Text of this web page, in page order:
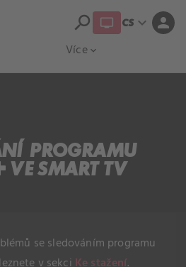
Více expand_more
search CS expand_more person
PROGRAMU
SMART TV
se sledováním programu